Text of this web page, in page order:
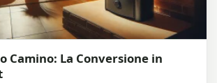
Camino: La Conversione in